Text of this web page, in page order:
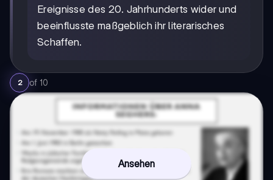
Ereignisse des 20. Jahrhunderts wider und
beeinflusste maßgeblich ihr literarisches
Schaffen.
2 of 10
Ansehen